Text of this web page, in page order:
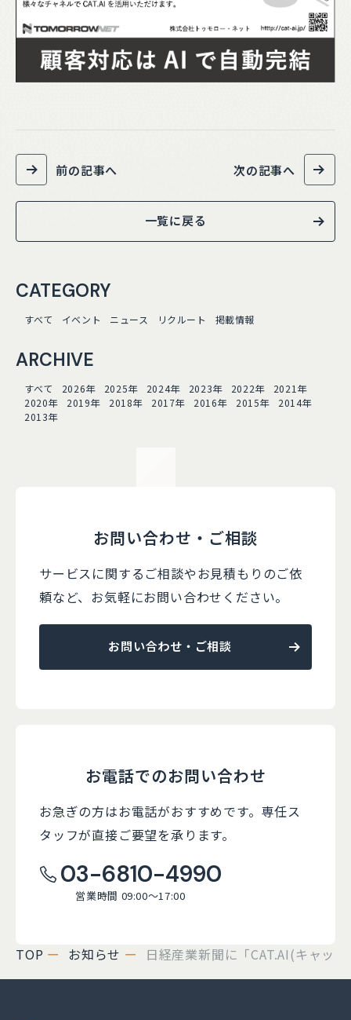
前の記事へ
一覧に戻る
次の記事へ
CATEGORY
すべて イベント ニュース リクルート 掲載情報
ARCHIVE
すべて 2026年 2025年 2024年 2023年 2022年
2021年
2020年
2019年 2018年 2017年 2016年 2015年
2014年
2013年
お問い合わせ・ご相談
サービスに関するご相談やお見積もりのご依
頼など、 お気軽にお問い合わせください。
お問い合わせ・ご相談
お電話でのお問い合わせ
お急ぎの方はお電話がおすすめです。 専任ス
タッフが直接ご要望を承ります。
03-6810-4990
営業時間 09:00～17:00
TOP お知らせ 日経産業新聞に「CAT.AI(キャッ